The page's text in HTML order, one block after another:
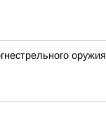
оружия